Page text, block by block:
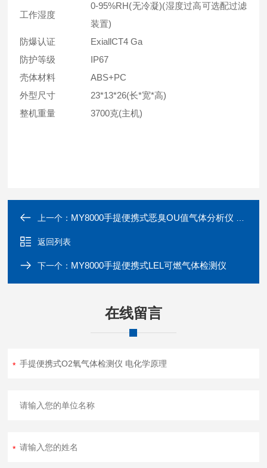
工作湿度
0-95%RH(无冷凝)(湿度过高可选配过滤
装置)
防爆认证
ExiallCT4 Ga
防护等级
IP67
壳体材料
ABS+PC
外型尺寸
23*13*26(长*宽*高)
整机重量
3700克(主机)
上一个： MY8000手提便携式恶臭OU值气体分析仪 多原理测量
返回列表
下一个： MY8000手提便携式LEL可燃气体检测仪
在线留言